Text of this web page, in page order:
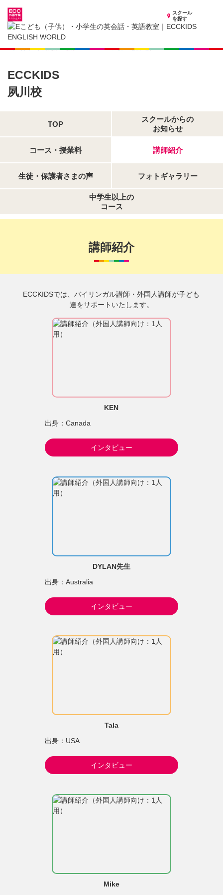
スクール
を探す
兵庫県の子供英会話・英語教室
子供（小学生）英会話・英語教室 ECCKIDS 夙川校
講師紹介
ECCKIDS
夙川校
TOP
スクールからの
お知らせ
コース・授業料 講師紹介
生徒・保護者さまの声 フォトギャラリー
中学生以上の
コース
講師紹介
ECCKIDSでは、バイリンガル講師・外国人講師が子ども
達をサポートいたします。
KEN
出身：Canada
インタビュー
DYLAN先生
出身：Australia
インタビュー
Tala
出身：USA
インタビュー
Mike